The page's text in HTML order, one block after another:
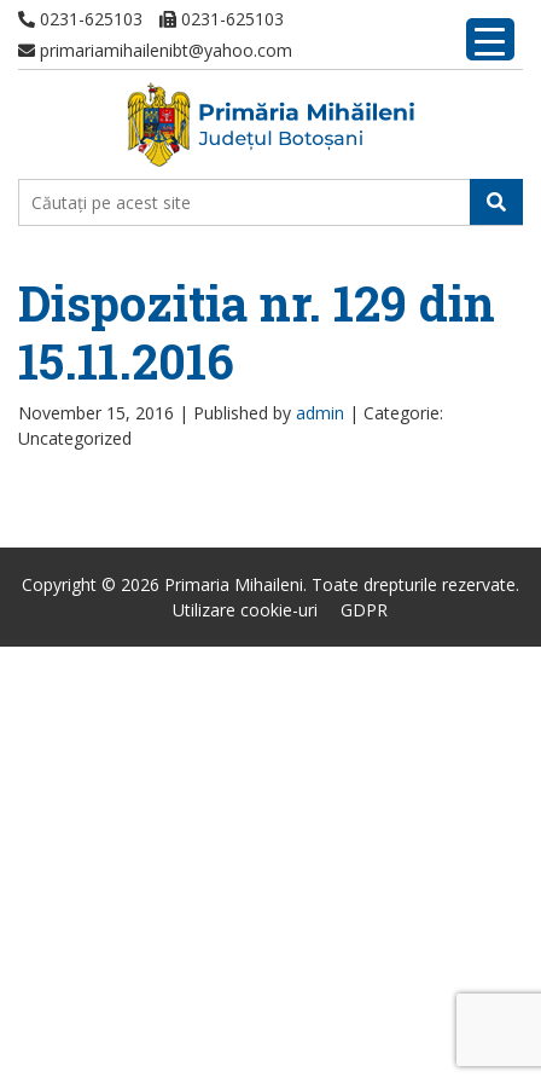
0231-625103
0231-625103
primariamihailenibt@yahoo.com
Dispozitia nr. 129 din
15.11.2016
November 15, 2016 | Published by admin | Categorie:
Uncategorized
Copyright © 2026 Primaria Mihaileni. Toate drepturile rezervate.
Utilizare cookie-uri
GDPR